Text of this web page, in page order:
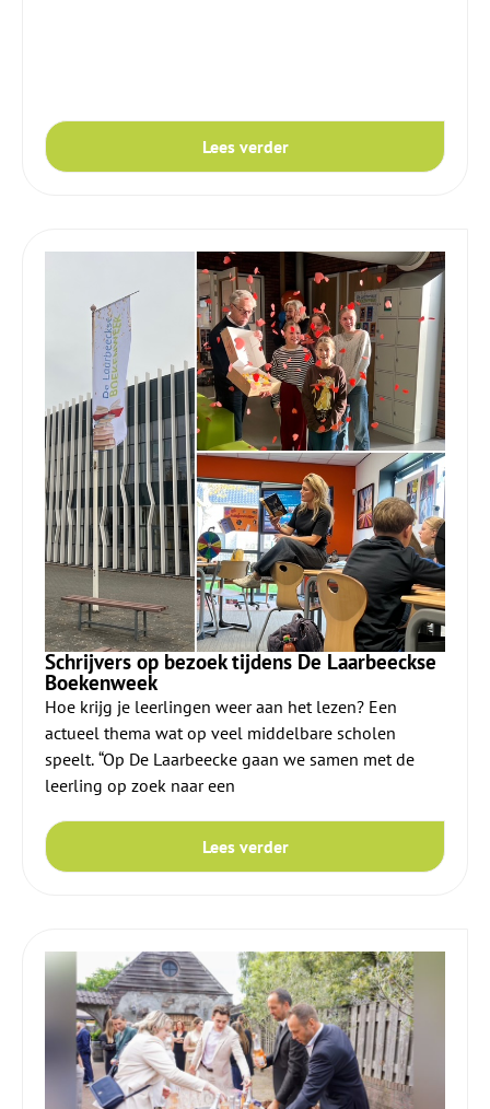
Lees verder
Schrijvers op bezoek tijdens De Laarbeeckse
Boekenweek
Hoe krijg je leerlingen weer aan het lezen? Een
actueel thema wat op veel middelbare scholen
speelt. “Op De Laarbeecke gaan we samen met de
leerling op zoek naar een
Lees verder